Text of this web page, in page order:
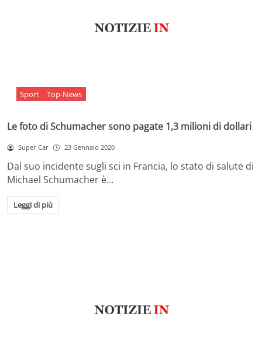
Sport Top-News
Le foto di Schumacher sono pagate 1,3 milioni di dollari
Super Car 23 Gennaio 2020
Dal suo incidente sugli sci in Francia, lo stato di salute di
Michael Schumacher è…
Leggi di più